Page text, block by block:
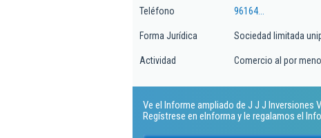
Teléfono 96164...
Forma Jurídica Sociedad limitada
Actividad Comercio al por
Ve el Informe ampliado de J J J Inversiones
Regístrese en eInforma y le regalamos el